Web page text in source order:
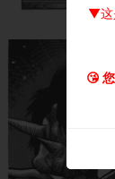
▼这
😘